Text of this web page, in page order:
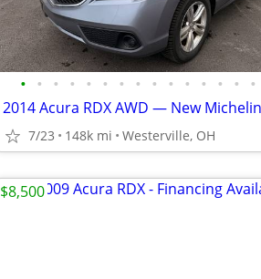
• • • • • • • • • • • • • • •
7/23 148k mi Westerville, OH
$8,500